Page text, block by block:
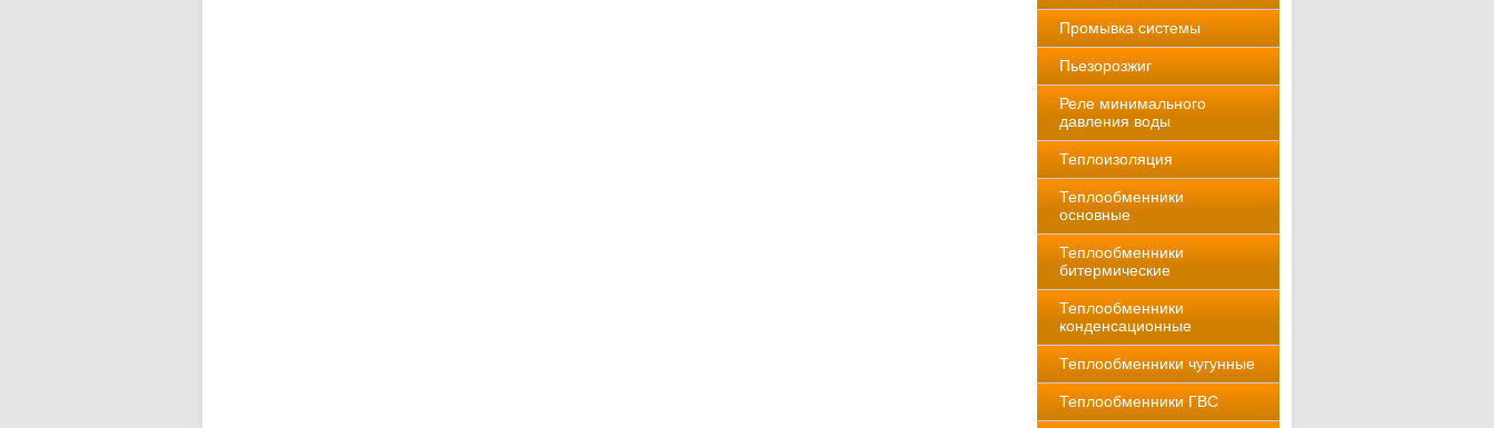
Промывка системы
Пьезорозжиг
Реле минимального
давления воды
Теплоизоляция
Теплообменники
основные
Теплообменники
битермические
Теплообменники
конденсационные
Теплообменники чугунные
Теплообменники ГВС